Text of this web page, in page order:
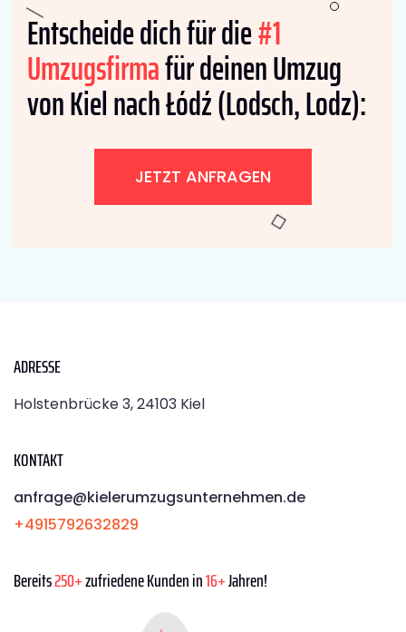
Entscheide dich für die#1
Umzugsfirmafür deinen Umzug
von Kiel nach Łódź (Lodsch, Lodz):
JETZT ANFRAGEN
ADRESSE
Holstenbrücke 3, 24103 Kiel
KONTAKT
anfrage@kielerumzugsunternehmen.de
+4915792632829
Bereits250+zufriedene Kunden in16+Jahren!